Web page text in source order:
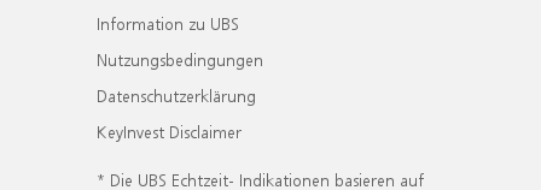
Information zu UBS
Nutzungsbedingungen
Datenschutzerklärung
KeyInvest Disclaimer
* Die UBS Echtzeit- Indikationen basieren auf